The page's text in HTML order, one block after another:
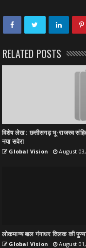
RELATED POSTS
विशेष लेख : छत्तीसगढ़ भू-राजस्व
नया सवेरा
Global Vision August
लोकमान्य बाल गंगाधर तिलक की
Global Vision August